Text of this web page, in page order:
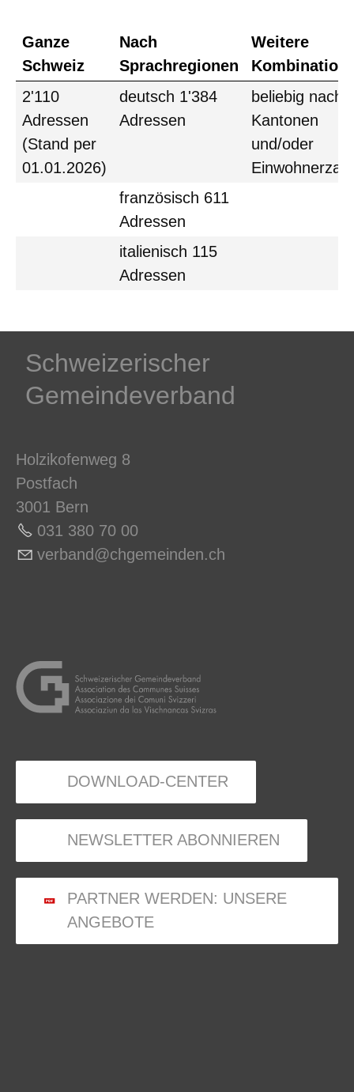
Ganze
Schweiz
Nach
Sprachregionen
Weitere
2'110
Adressen
(Stand per
01.01.2026)
deutsch 1'384
Adressen
beliebig nach
Kantonen
und/oder
Einwohnerzahl
französisch 611
Adressen
italienisch 115
Adressen
Schweizerischer
Gemeindeverband
Holzikofenweg 8
Postfach
3001 Bern
031 380 70 00
v rb nd chg m nd n ch
DOWNLOAD-CENTER
NEWSLETTER ABONNIEREN
PARTNER WERDEN: UNSERE
ANGEBOTE